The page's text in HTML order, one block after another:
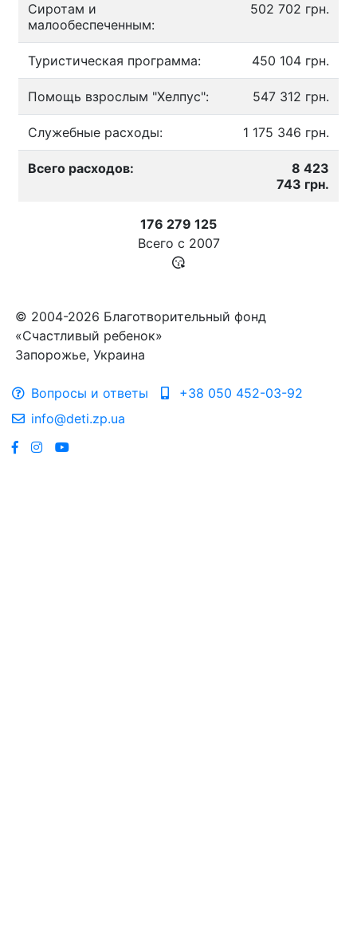
Сиротам и
малообеспеченным:
502 702 грн.
Туристическая программа: 450 104 грн.
Помощь взрослым "Хелпус": 547 312 грн.
Служебные расходы: 1 175 346 грн.
Всего расходов:
8 423
743 грн.
176 279 125
Всего с 2007
© 2004-2026 Благотворительный фонд
«Счастливый ребенок»
Запорожье, Украина
Вопросы и ответы
+38 050 452-03-92
info@deti.zp.ua